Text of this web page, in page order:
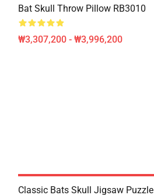
Bat Skull Throw Pillow RB3010
₩3,307,200 - ₩3,996,200
Classic Bats Skull Jigsaw Puzzle